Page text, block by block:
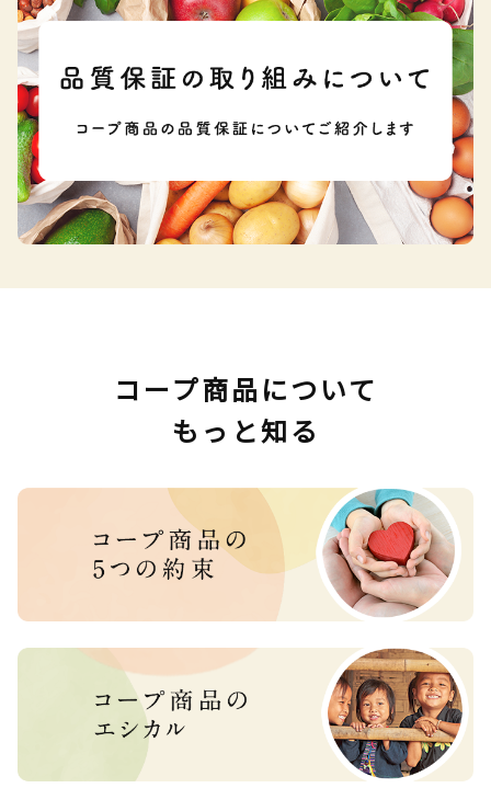
コープ商品について
もっと知る